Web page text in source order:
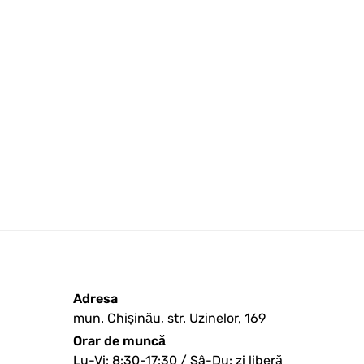
Adresa
mun. Chișinău, str. Uzinelor, 169
Orar de muncă
Lu-Vi: 8:30-17:30 / Sâ-Du: zi liberă